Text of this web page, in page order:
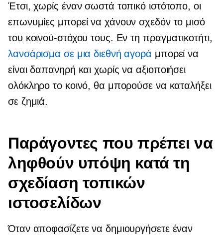
Έτσι, χωρίς έναν σωστά τοπικό ιστότοπο, οι
επωνυμίες μπορεί να χάνουν σχεδόν το μισό
του κοινού-στόχου τους. Εν τη πραγματικοτήτι,
λανσάρισμα σε μια διεθνή αγορά μπορεί να
είναι δαπανηρή και χωρίς να αξιοποιήσει
ολόκληρο το κοινό, θα μπορούσε να καταλήξει
σε ζημιά.
Παράγοντες που πρέπει να
ληφθούν υπόψη κατά τη
σχεδίαση τοπικών
ιστοσελίδων
Όταν αποφασίζετε να δημιουργήσετε έναν